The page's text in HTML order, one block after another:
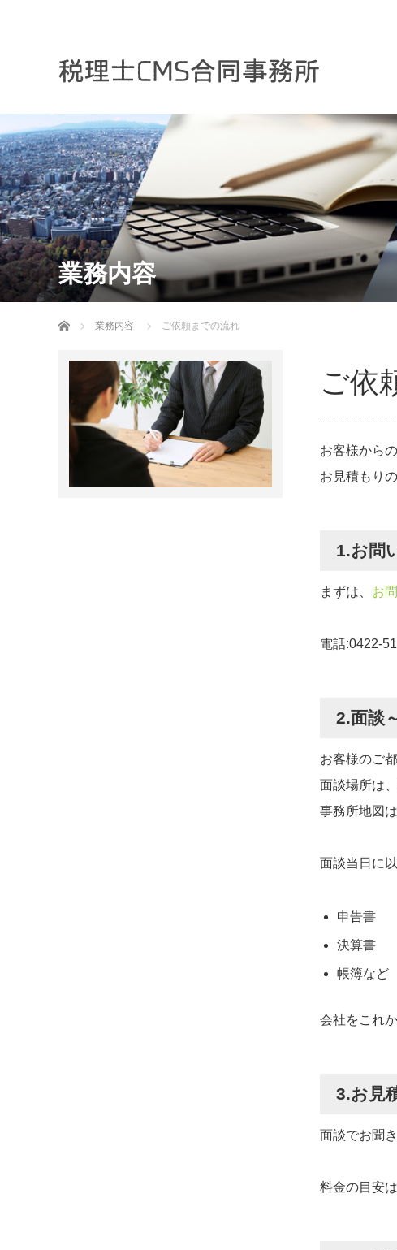
業務内容
ホーム 業務内容 ご依頼までの流れ
ご依
お客様から
お見積もり
1.お問
まずは、 お
電話:0422-
2.面談
お客様のご
面談場所は
事務所地図は
面談当日に
申告書
決算書
帳簿など
会社をこれ
3.お見
面談でお聞
料金の目安は